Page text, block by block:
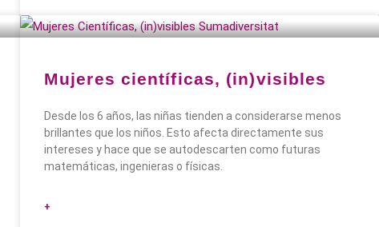
Mujeres científicas, (in)visibles
Desde los 6 años, las niñas tienden a considerarse menos
brillantes que los niños. Esto afecta directamente sus
intereses y hace que se autodescarten como futuras
matemáticas, ingenieras o físicas.
+